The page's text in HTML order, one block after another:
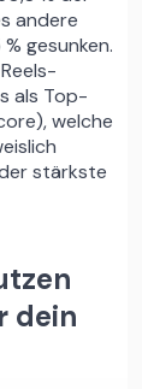
andere
gesunken.
als Top-
welche
stärkste
dein